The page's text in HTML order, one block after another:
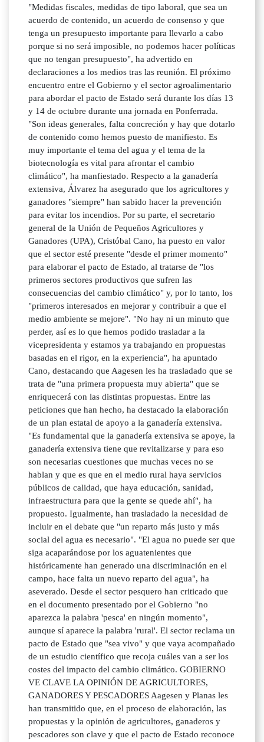
"Medidas fiscales, medidas de tipo laboral, que sea un
acuerdo de contenido, un acuerdo de consenso y que
tenga un presupuesto importante para llevarlo a cabo
porque si no será imposible, no podemos hacer políticas
que no tengan presupuesto", ha advertido en
declaraciones a los medios tras las reunión. El próximo
encuentro entre el Gobierno y el sector agroalimentario
para abordar el pacto de Estado será durante los días 13
y 14 de octubre durante una jornada en Ponferrada.
"Son ideas generales, falta concreción y hay que dotarlo
de contenido como hemos puesto de manifiesto. Es
muy importante el tema del agua y el tema de la
biotecnología es vital para afrontar el cambio
climático", ha manfiestado. Respecto a la ganadería
extensiva, Álvarez ha asegurado que los agricultores y
ganadores "siempre" han sabido hacer la prevención
para evitar los incendios. Por su parte, el secretario
general de la Unión de Pequeños Agricultores y
Ganadores (UPA), Cristóbal Cano, ha puesto en valor
que el sector esté presente "desde el primer momento"
para elaborar el pacto de Estado, al tratarse de "los
primeros sectores productivos que sufren las
consecuencias del cambio climático" y, por lo tanto, los
"primeros interesados en mejorar y contribuir a que el
medio ambiente se mejore". "No hay ni un minuto que
perder, así es lo que hemos podido trasladar a la
vicepresidenta y estamos ya trabajando en propuestas
basadas en el rigor, en la experiencia", ha apuntado
Cano, destacando que Aagesen les ha trasladado que se
trata de "una primera propuesta muy abierta" que se
enriquecerá con las distintas propuestas. Entre las
peticiones que han hecho, ha destacado la elaboración
de un plan estatal de apoyo a la ganadería extensiva.
"Es fundamental que la ganadería extensiva se apoye, la
ganadería extensiva tiene que revitalizarse y para eso
son necesarias cuestiones que muchas veces no se
hablan y que es que en el medio rural haya servicios
públicos de calidad, que haya educación, sanidad,
infraestructura para que la gente se quede ahí", ha
propuesto. Igualmente, han trasladado la necesidad de
incluir en el debate que "un reparto más justo y más
social del agua es necesario". "El agua no puede ser que
siga acaparándose por los aguatenientes que
históricamente han generado una discriminación en el
campo, hace falta un nuevo reparto del agua", ha
aseverado. Desde el sector pesquero han criticado que
en el documento presentado por el Gobierno "no
aparezca la palabra 'pesca' en ningún momento",
aunque sí aparece la palabra 'rural'. El sector reclama un
pacto de Estado que "sea vivo" y que vaya acompañado
de un estudio científico que recoja cuáles van a ser los
costes del impacto del cambio climático. GOBIERNO
VE CLAVE LA OPINIÓN DE AGRICULTORES,
GANADORES Y PESCADORES Aagesen y Planas les
han transmitido que, en el proceso de elaboración, las
propuestas y la opinión de agricultores, ganaderos y
pescadores son clave y que el pacto de Estado reconoce